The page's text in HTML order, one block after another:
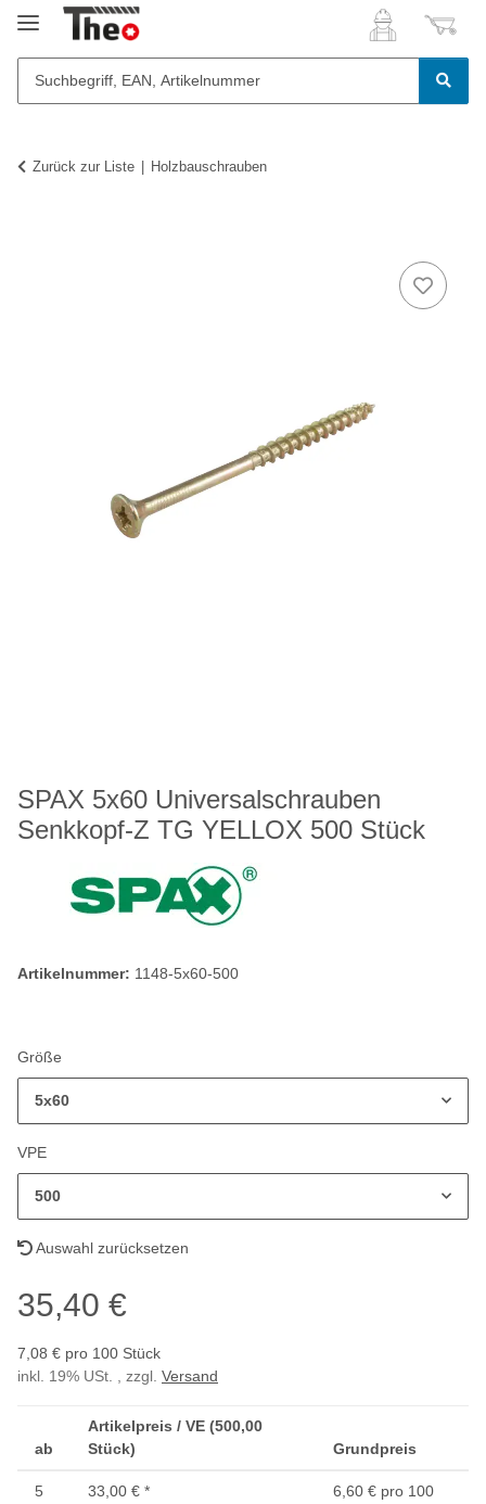
Zurück zur Liste Holzbauschrauben
SPAX 5x60 Universalschrauben
Senkkopf-Z TG YELLOX 500 Stück
Artikelnummer: 1148-5x60-500
Größe
5x60
VPE
500
Auswahl zurücksetzen
35,40 €
7,08 € pro 100 Stück
inkl. 19% USt. , zzgl. Versand
ab
Artikelpreis / VE (500,00
Stück)
Grundpreis
5 33,00 € *
6,60 € pro 100